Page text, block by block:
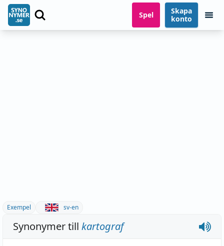
Spel
Skapa
konto
Exempel sv-en
Synonymer till kartograf